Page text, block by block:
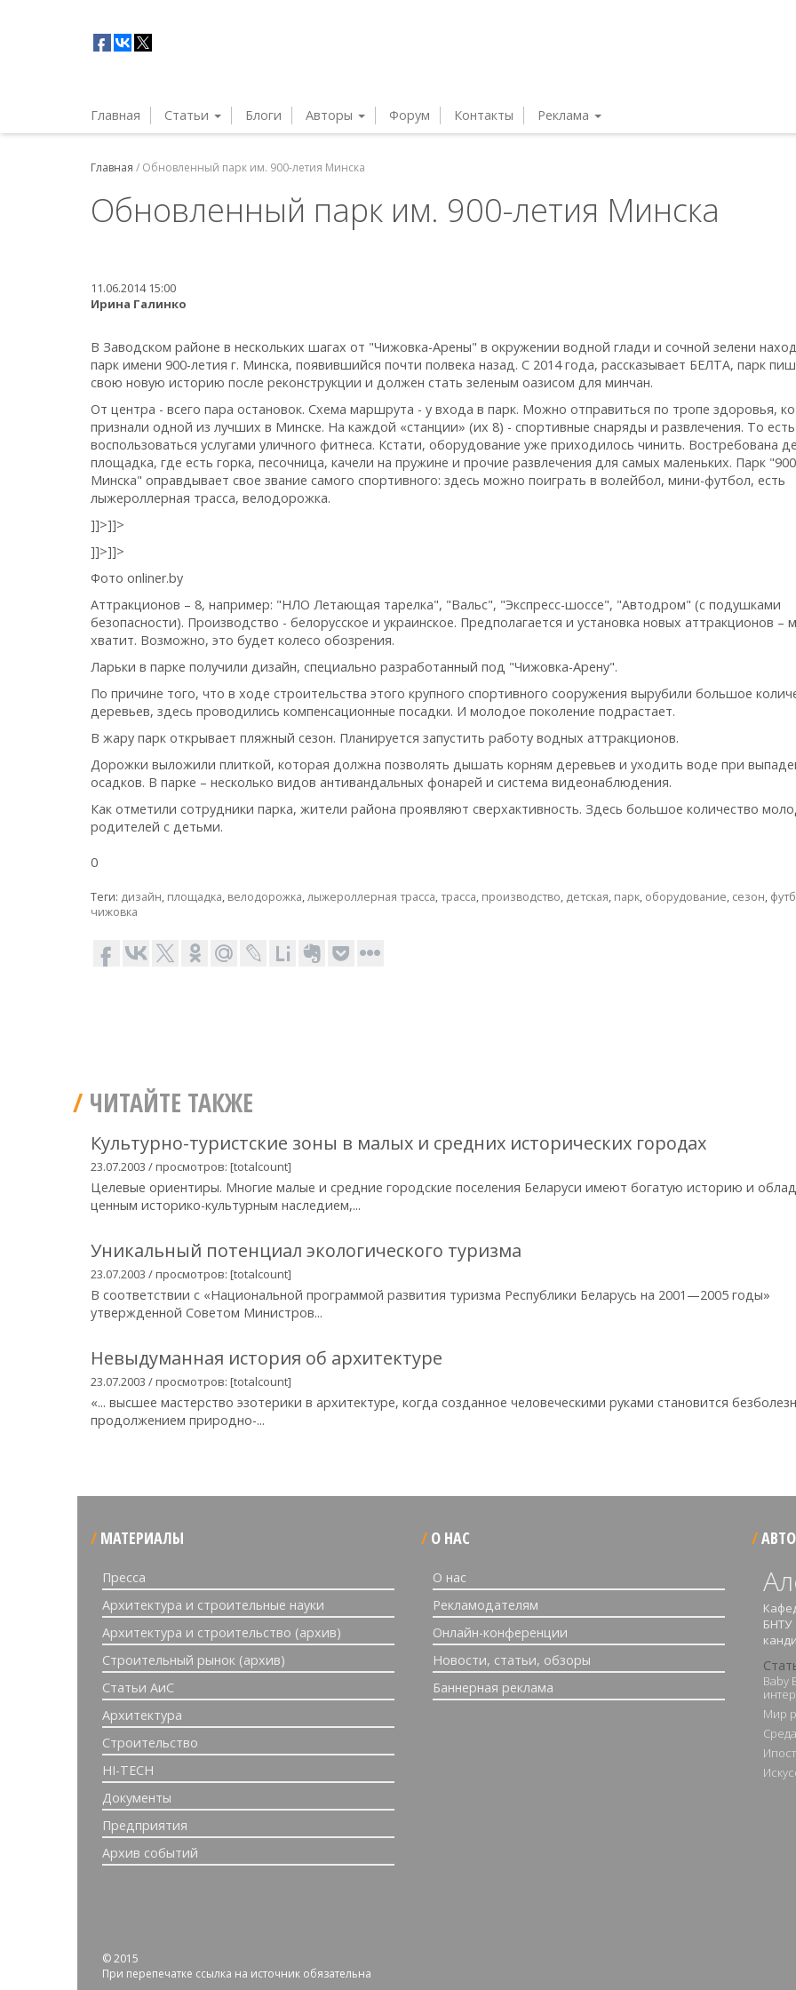
Главная Статьи Блоги Авторы Форум Контакты Реклама
Главная / Обновленный парк им. 900-летия Минска
Обновленный парк им. 900-летия Минска
11.06.2014 15:00
Ирина Галинко
В Заводском районе в нескольких шагах от "Чижовка-Арены" в окружении водной глади и сочной зелени
парк имени 900-летия г. Минска, появившийся почти полвека назад. С 2014 года, рассказывает БЕЛТА, парк
свою новую историю после реконструкции и должен стать зеленым оазисом для минчан.
От центра - всего пара остановок. Схема маршрута - у входа в парк. Можно отправиться по тропе здоровья,
признали одной из лучших в Минске. На каждой «станции» (их 8) - спортивные снаряды и развлечения. То
воспользоваться услугами уличного фитнеса. Кстати, оборудование уже приходилось чинить. Востребована
площадка, где есть горка, песочница, качели на пружине и прочие развлечения для самых маленьких. Парк
Минска" оправдывает свое звание самого спортивного: здесь можно поиграть в волейбол, мини-футбол, есть
лыжероллерная трасса, велодорожка.
]]>]]>
]]>]]>
Фото onliner.by
Аттракционов – 8, например: "НЛО Летающая тарелка", "Вальс", "Экспресс-шоссе", "Автодром" (с подушками
безопасности). Производство - белорусское и украинское. Предполагается и установка новых аттракционов –
хватит. Возможно, это будет колесо обозрения.
Ларьки в парке получили дизайн, специально разработанный под "Чижовка-Арену".
По причине того, что в ходе строительства этого крупного спортивного сооружения вырубили большое
деревьев, здесь проводились компенсационные посадки. И молодое поколение подрастает.
В жару парк открывает пляжный сезон. Планируется запустить работу водных аттракционов.
Дорожки выложили плиткой, которая должна позволять дышать корням деревьев и уходить воде при
осадков. В парке – несколько видов антивандальных фонарей и система видеонаблюдения.
Как отметили сотрудники парка, жители района проявляют сверхактивность. Здесь большое количество
родителей с детьми.
0
Теги: дизайн, площадка, велодорожка,лыжероллерная трасса,трасса, производство, детская, парк, оборудование, сезон,
чижовка
ЧИТАЙТЕ ТАКЖЕ
Культурно-туристские зоны в малых и средних исторических городах
23.07.2003 / просмотров: [totalcount]
Целевые ориентиры. Многие малые и средние городские поселения Беларуси имеют богатую историю и
ценным историко-культурным наследием,...
Уникальный потенциал экологического туризма
23.07.2003 / просмотров: [totalcount]
В соответствии с «Национальной программой развития туризма Республики Беларусь на 2001—2005 годы»
утвержденной Советом Министров...
Невыдуманная история об архитектуре
23.07.2003 / просмотров: [totalcount]
«... высшее мастерство эзотерики в архитектуре, когда созданное человеческими руками становится
продолжением природно-...
МАТЕРИАЛЫ
Пресса
Архитектура и строительные науки
Архитектура и строительство (архив)
Строительный рынок (архив)
Статьи АиС
Архитектура
Строительство
HI-TECH
Документы
Предприятия
Архив событий
О НАС
О нас
Рекламодателям
Онлайн-конференции
Новости, статьи, обзоры
Баннерная реклама
БНТУ
Baby
Мир
© 2015
При перепечатке ссылка на источник обязательна